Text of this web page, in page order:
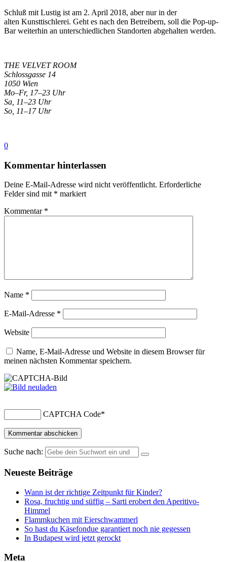
Schluß mit Lustig ist am 2. April 2018, aber nur in der
alten Kunsttischlerei. Geht es nach den Betreibern, soll die Pop-up-
Bar weiterhin an unterschiedlichen Standorten abgehalten werden.
THE VELVET ROOM
Schlossgasse 14
1050 Wien
Mo–Fr, 17–23 Uhr
Sa, 11–23 Uhr
So, 11–17 Uhr
0
Kommentar hinterlassen
Deine E-Mail-Adresse wird nicht veröffentlicht. Erforderliche
Felder sind mit * markiert
Kommentar *
Name *
E-Mail-Adresse *
Website
Name, E-Mail-Adresse und Website in diesem Browser für
meinen nächsten Kommentar speichern.
CAPTCHA Code*
Suche nach:
Neueste Beiträge
Wann ist der richtige Zeitpunkt für Kinder?
Rosa, fruchtig und süffig – Sarti erobert den Aperitivo-
Himmel
Flammkuchen mit Eierschwammerl
So hast du Käsefondue garantiert noch nie gegessen
In Budapest wird jetzt gerockt
Meta